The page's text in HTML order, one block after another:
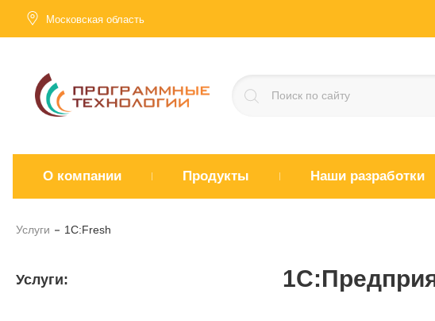
Московская область
О компании Продукты Наши разработки
Услуги 1C:Fresh
Услуги: